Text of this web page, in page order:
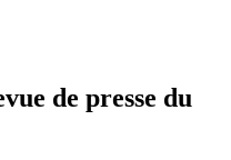
de presse du